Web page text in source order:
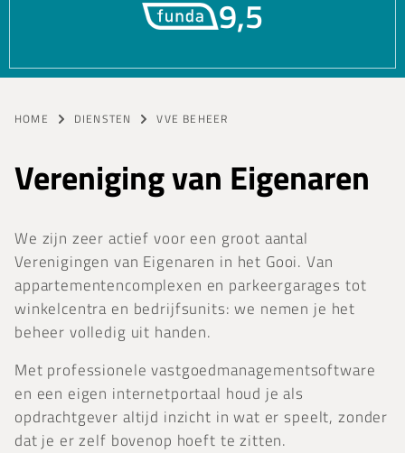
9,5
HOME DIENSTEN VVE BEHEER
Vereniging van Eigenaren
We zijn zeer actief voor een groot aantal
Verenigingen van Eigenaren in het Gooi. Van
appartementencomplexen en parkeergarages tot
winkelcentra en bedrijfsunits: we nemen je het
beheer volledig uit handen.
Met professionele vastgoedmanagementsoftware
en een eigen internetportaal houd je als
opdrachtgever altijd inzicht in wat er speelt, zonder
dat je er zelf bovenop hoeft te zitten.